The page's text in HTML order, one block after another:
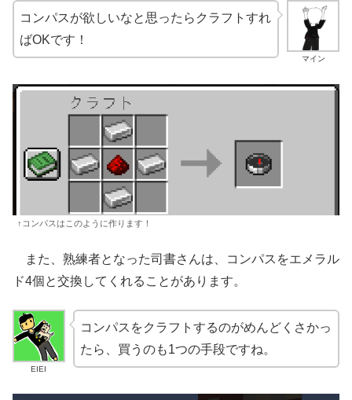
マイン
コンパスが欲しいなと思ったらクラフトすれ
ばOKです！
↑コンパスはこのように作ります！
また、熟練者となった司書さんは、コンパスをエメラル
ド4個と交換してくれることがあります。
EIEI
コンパスをクラフトするのがめんどくさかっ
たら、買うのも1つの手段ですね。